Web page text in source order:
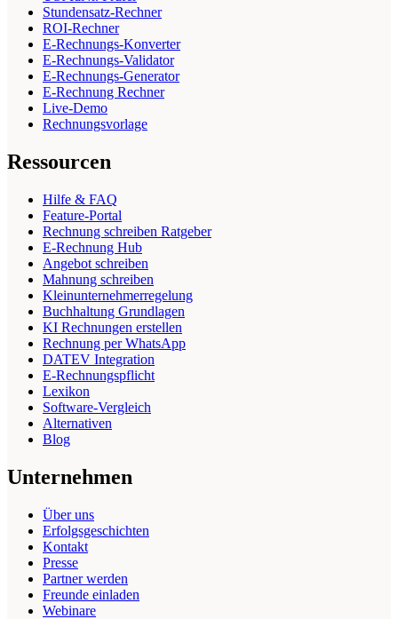
Stundensatz-Rechner
ROI-Rechner
E-Rechnungs-Konverter
E-Rechnungs-Validator
E-Rechnungs-Generator
E-Rechnung Rechner
Live-Demo
Rechnungsvorlage
Ressourcen
Hilfe & FAQ
Feature-Portal
Rechnung schreiben Ratgeber
E-Rechnung Hub
Angebot schreiben
Mahnung schreiben
Kleinunternehmerregelung
Buchhaltung Grundlagen
KI Rechnungen erstellen
Rechnung per WhatsApp
DATEV Integration
E-Rechnungspflicht
Lexikon
Software-Vergleich
Alternativen
Blog
Unternehmen
Über uns
Erfolgsgeschichten
Kontakt
Presse
Partner werden
Freunde einladen
Webinare